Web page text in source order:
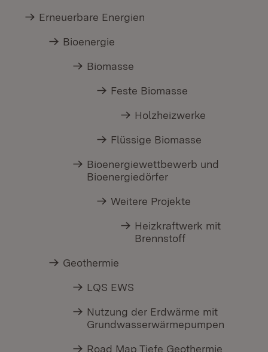
Erneuerbare Energien
Bioenergie
Biomasse
Feste Biomasse
Holzheizwerke
Flüssige Biomasse
Bioenergiewettbewerb und
Bioenergiedörfer
Weitere Projekte
Heizkraftwerk mit
Brennstoff
Geothermie
LQS EWS
Nutzung der Erdwärme mit
Grundwasserwärmepumpen
Road Map Tiefe Geothermie